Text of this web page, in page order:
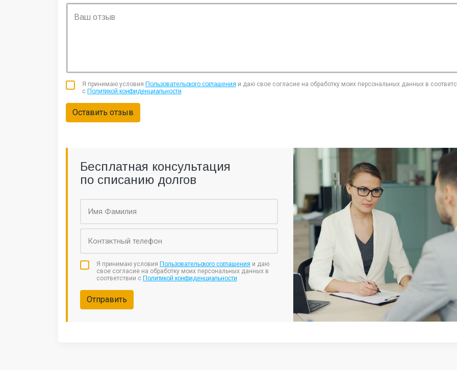
Я принимаю условия Пользовательского соглашения и даю свое согласие на обработку моих персональных данных в
с Политикой конфиденциальности
Оставить отзыв
Бесплатная консультация
по списанию долгов
Я принимаю условия Пользовательского соглашения и даю
свое согласие на обработку моих персональных данных в
соответствии с Политикой конфиденциальности
Отправить